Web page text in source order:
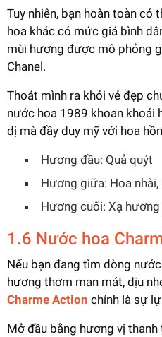
Tuy nhiên, bạn hoàn toàn
hoa khác có mức giá bình
mùi hương được mô phỏng
Chanel.
Thoát mình ra khỏi vẻ đẹp
nước hoa 1989 khoan khoái
dị mà đầy duy mỹ với hoa
Hương đầu: Quả quýt
Hương giữa: Hoa nhài,
Hương cuối: Xạ hương
1.6 Nước hoa
Nếu bạn đang tìm dòng
hương thơm man mát, dịu
Charme Action chính là sự
Mở đầu bằng hương vị